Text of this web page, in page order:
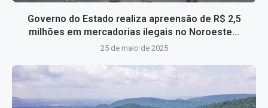
Governo do Estado realiza apreensão de R$ 2,5
milhões em mercadorias ilegais no Noroeste...
25 de maio de 2025